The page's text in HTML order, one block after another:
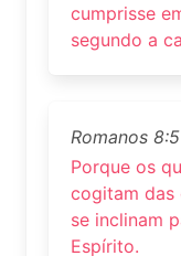
cumprisse
segundo a
Romanos 8:5
Porque os
cogitam das
se inclinam
Espírito.